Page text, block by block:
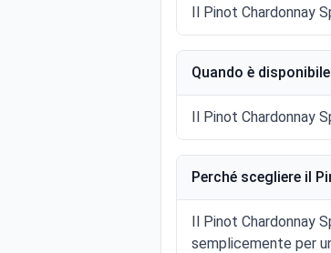
Il Pinot Chardonnay
Quando è
Il Pinot Chardonnay
Perché scegliere il
Il Pinot Chardonnay
semplicemente per